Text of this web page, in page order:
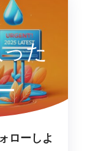
た
ローしよ